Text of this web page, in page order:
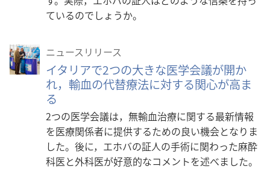
ているのでしょうか。
ニュースリリース
イタリアで2つの大きな医学会議が開か
れ，輸血の代替療法に対する関心が高ま
る
2つの医学会議は，無輸血治療に関する最新情報
を医療関係者に提供するための良い機会となりま
した。後に，エホバの証人の手術に関わった麻酔
科医と外科医が好意的なコメントを述べました。